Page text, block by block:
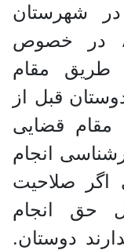
شهرستان
در خصوص
طریق مقام
قبل از
مقام قضایی
انجام
اگر صلاحیت
حق انجام
دوستان.